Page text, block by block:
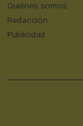
Quiénes somos
Redacción
Publicidad